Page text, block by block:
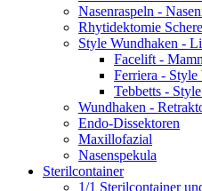
Nasenraspeln -
Rhytidektomie
Style Wundhaken -
Facelift -
Ferriera -
Tebbetts -
Wundhaken -
Endo-Dissektoren
Maxillofazial
Nasenspekula
Sterilcontainer
1/1 Sterilcontainer